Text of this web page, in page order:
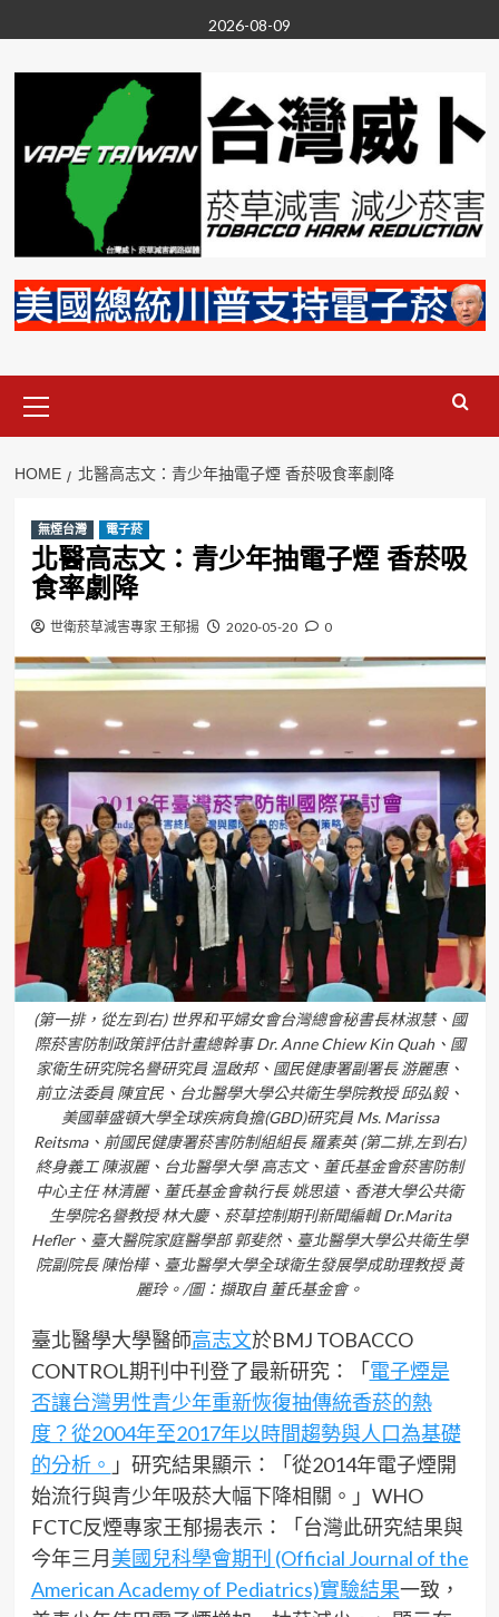
to
content
2026-08-09
Menu
HOME 北醫高志文：青少年抽電子煙 香菸吸食率劇降
無煙台灣 電子菸
北醫高志文：青少年抽電子煙 香菸吸
食率劇降
世衛菸草減害專家 王郁揚 2020-05-20 0
(第一排，從左到右) 世界和平婦女會台灣總會秘書長林淑慧、國
際菸害防制政策評估計畫總幹事 Dr. Anne Chiew Kin Quah、國
家衛生研究院名譽研究員 温啟邦、國民健康署副署長 游麗惠、
前立法委員 陳宜民、台北醫學大學公共衛生學院教授 邱弘毅、
美國華盛頓大學全球疾病負擔(GBD)研究員 Ms. Marissa
Reitsma、前國民健康署菸害防制組組長 羅素英 (第二排,左到右)
終身義工 陳淑麗、台北醫學大學 高志文、董氏基金會菸害防制
中心主任 林清麗、董氏基金會執行長 姚思遠、香港大學公共衛
生學院名譽教授 林大慶、菸草控制期刊新聞編輯 Dr.Marita
Hefler、臺大醫院家庭醫學部 郭斐然、臺北醫學大學公共衛生學
院副院長 陳怡樺、臺北醫學大學全球衛生發展學成助理教授 黃
麗玲。/圖：擷取自 董氏基金會。
臺北醫學大學醫師高志文於BMJ TOBACCO
CONTROL期刊中刊登了最新研究：「電子煙是
否讓台灣男性青少年重新恢復抽傳統香菸的熱
度？從2004年至2017年以時間趨勢與人口為基礎
的分析。 」研究結果顯示：「從2014年電子煙開
始流行與青少年吸菸大幅下降相關。」WHO
FCTC反煙專家王郁揚表示：「台灣此研究結果與
今年三月 美國兒科學會期刊 (Official Journal of the
American Academy of Pediatrics)實驗結果一致，